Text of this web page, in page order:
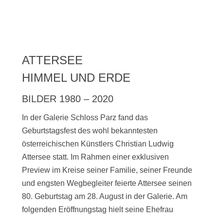
ATTERSEE
HIMMEL UND ERDE
BILDER 1980 – 2020
In der Galerie Schloss Parz fand das
Geburtstagsfest des wohl bekanntesten
österreichischen Künstlers Christian Ludwig
Attersee statt. Im Rahmen einer exklusiven
Preview im Kreise seiner Familie, seiner Freunde
und engsten Wegbegleiter feierte Attersee seinen
80. Geburtstag am 28. August in der Galerie. Am
folgenden Eröffnungstag hielt seine Ehefrau